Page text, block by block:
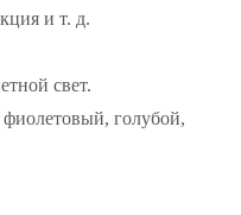
и т. д.
свет.
фиолетовый, голубой,